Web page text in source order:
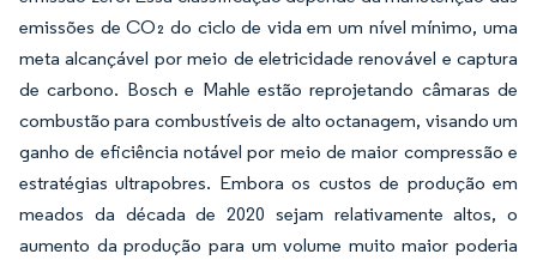
emissões de CO₂ do ciclo de vida em um nível mínimo, uma
meta alcançável por meio de eletricidade renovável e captura
de carbono. Bosch e Mahle estão reprojetando câmaras de
combustão para combustíveis de alto octanagem, visando um
ganho de eficiência notável por meio de maior compressão e
estratégias ultrapobres. Embora os custos de produção em
meados da década de 2020 sejam relativamente altos, o
aumento da produção para um volume muito maior poderia